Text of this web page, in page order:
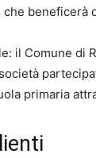
che
il Comune di
primaria